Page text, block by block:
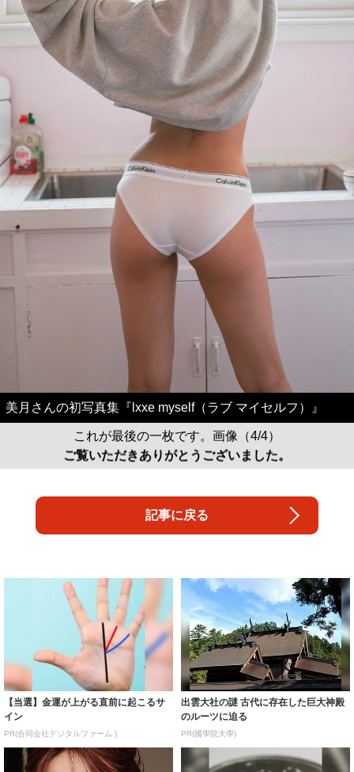
美月さんの初写真集『lxxe myself（ラブ マイセルフ）』
これが最後の一枚です。画像（4/4）
ご覧いただきありがとうございました。
記事に戻る
【当選】金運が上がる直前に起こるサ
イン
PR(合同会社デジタルファーム )
出雲大社の謎 古代に存在した巨大神殿
のルーツに迫る
PR(國學院大學)